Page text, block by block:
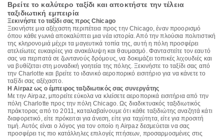
Βρείτε το καλύτερο ταξίδι και αποκτήστε την τέλεια
ταξιδιωτική εμπειρία
Ξεκινήστε το ταξίδι σας προς Chicago
Ξεκινήστε μια αξέχαστη περιπέτεια προς την Chicago, έναν προορισμό
όπου κάθε γωνιά αποκαλύπτει μια νέα ιστορία. Από την πλούσια πολιτιστική
της κληρονομιά μέχρι τα μαγευτικά τοπία της, αυτή η πόλη προσφέρει
ατελείωτες ευκαιρίες για ανακάλυψη και θαυμασμό. Φανταστείτε τον εαυτό
σας να περπατά σε ζωντανούς δρόμους, να δοκιμάζει τοπικές λιχουδιές και
να βυθίζεται στη μοναδική γοητεία της πόλης. Ξεκινήστε το ταξίδι σας από
την Charlotte και βρείτε το ιδανικό αεροπορικό εισιτήριο για να κάνετε το
ταξίδι σας αξέχαστο.
Η Airpaz ως ο έμπειρος ταξιδιωτικός σας συνεργάτης
Με την Airpaz, μπορείτε εύκολα να κλείσετε αεροπορικά εισιτήρια από την
πόλη Charlotte προς την πόλη Chicago. Ως διαδικτυακός ταξιδιωτικός
πράκτορας από το 2011, καταλαβαίνουμε ότι κάθε ταξιδιώτης αναζητά κάτι
διαφορετικό, είτε πρόκειται για άνεση, είτε για ταχύτητα, είτε για προσιτή
τιμή. Αυτός είναι ο λόγος για τον οποίο η Airpaz δεσμεύεται να σας
προσφέρει τις πιο κατάλληλες επιλογές πτήσεων, προσαρμοσμένες στις